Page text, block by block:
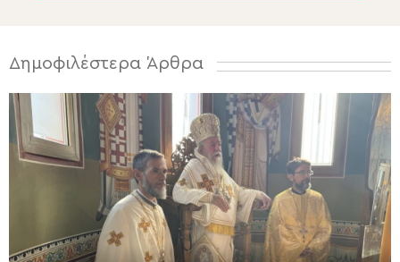
Δημοφιλέστερα Άρθρα